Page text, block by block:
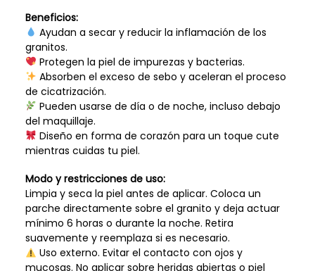
Beneficios:
Ayudan a secar y reducir la inflamación de los
granitos.
Protegen la piel de impurezas y bacterias.
Absorben el exceso de sebo y aceleran el proceso
de cicatrización.
Pueden usarse de día o de noche, incluso debajo
del maquillaje.
Diseño en forma de corazón para un toque cute
mientras cuidas tu piel.
Modo y restricciones de uso:
Limpia y seca la piel antes de aplicar. Coloca un
parche directamente sobre el granito y deja actuar
mínimo 6 horas o durante la noche. Retira
suavemente y reemplaza si es necesario.
Uso externo. Evitar el contacto con ojos y
mucosas. No aplicar sobre heridas abiertas o piel